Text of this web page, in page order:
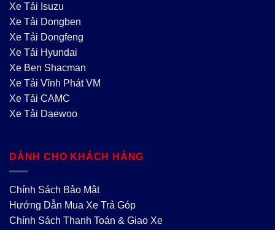
Xe Tải Isuzu
Xe Tải Dongben
Xe Tải Dongfeng
Xe Tải Hyundai
Xe Ben Shacman
Xe Tải Vĩnh Phát VM
Xe Tải CAMC
Xe Tải Daewoo
DÀNH CHO KHÁCH HÀNG
Chính Sách Bảo Mật
Hướng Dẫn Mua Xe Trả Góp
Chính Sách Thanh Toán & Giao Xe